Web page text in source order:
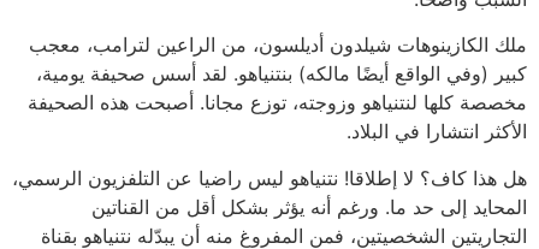
ملك الكازينوهات شيلدون أديلسون، من الراعين لترامب، معجب
كبير (وفي الواقع أيضًا مالكه) بنتنياهو. لقد أسس صحيفة يومية،
مخصصة كلها لنتنياهو وزوجته، توزع مجانا. أصبحت هذه الصحيفة
الأكثر انتشارا في البلاد.
هل هذا كاف؟ لا إطلاقا! نتنياهو ليس راضيا عن التلفزيون الرسمي،
المحايد إلى حد ما. ورغم أنه يؤثر بشكل أقل من القناتين
التجاريتين الشخصيتين، فمن المفروغ منه أن يبدّله نتنياهو بقناة